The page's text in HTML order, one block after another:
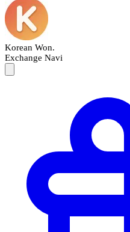
Korean Won.
Exchange Navi